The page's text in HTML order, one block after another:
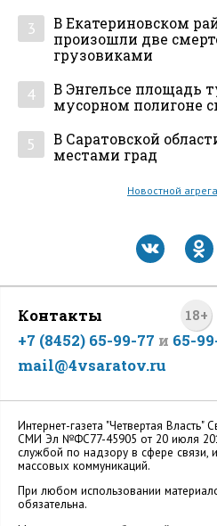
3
В Екатериновском
произошли две
грузовиками
4
В Энгельсе площадь
мусорном полигоне
5
В Саратовской
местами град
Новостной
18+
Контакты
+7 (8452) 65-99-77 и 65-
mail@4vsaratov.ru
Интернет-газета "Четвертая Власть"
СМИ Эл №ФС77-45905 от 20 июля
службой по надзору в сфере связи,
массовых коммуникаций.
При любом использовании
обязательна.